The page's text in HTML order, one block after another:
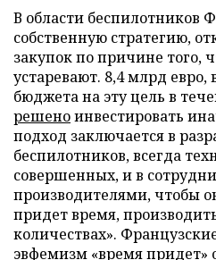
В области беспилотников
собственную стратегию,
закупок по причине того,
устаревают. 8,4 млрд
бюджета на эту цель в
решеноинвестировать
подход заключается в
беспилотников, всегда
совершенных, и в
производителями, чтобы
придет время,
количествах».
эвфемизм «время придет»